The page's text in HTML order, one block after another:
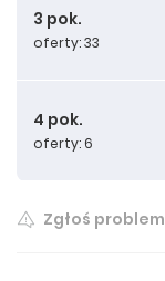
3 pok.
oferty: 33
4 pok.
oferty: 6
Zgłoś problem